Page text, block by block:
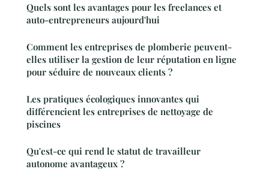
Quels sont les avantages pour les freelances et
auto-entrepreneurs aujourd'hui
Comment les entreprises de plomberie peuvent-
elles utiliser la gestion de leur réputation en ligne
pour séduire de nouveaux clients ?
Les pratiques écologiques innovantes qui
différencient les entreprises de nettoyage de
piscines
Qu'est-ce qui rend le statut de travailleur
autonome avantageux ?